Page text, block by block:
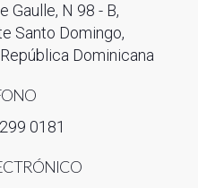
Gaulle, N 98 - B,
Santo Domingo,
Dominicana
0181